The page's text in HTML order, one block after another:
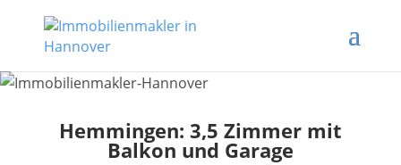
Hemmingen: 3,5 Zimmer mit
Balkon und Garage